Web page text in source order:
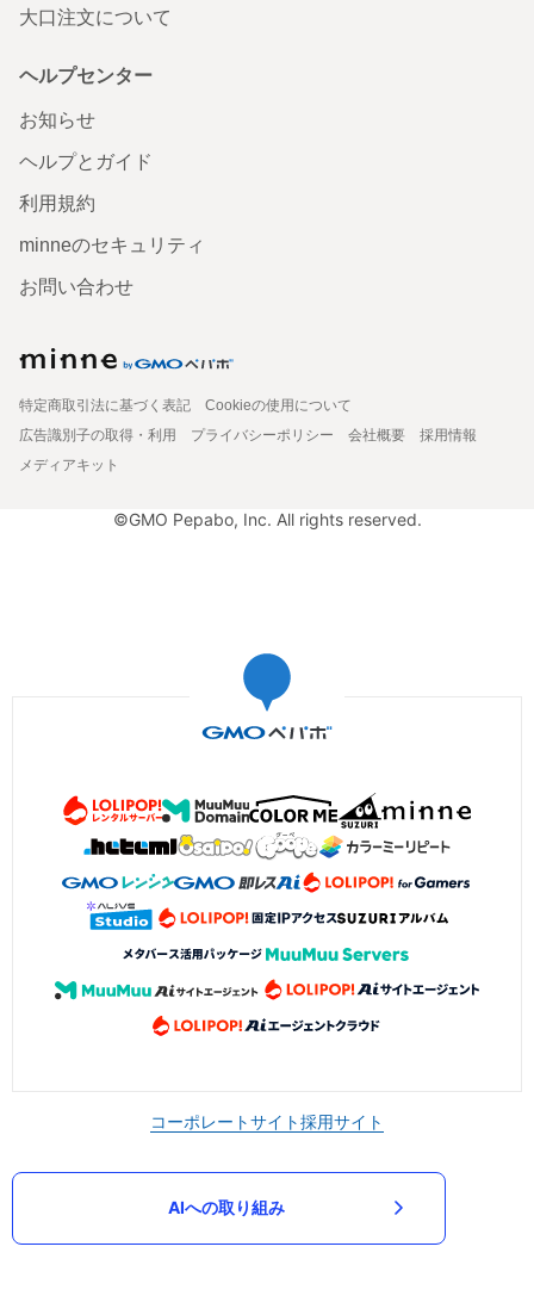
大口注文について
ヘルプセンター
お知らせ
ヘルプとガイド
利用規約
minneのセキュリティ
お問い合わせ
特定商取引法に基づく表記
Cookieの使用について
広告識別子の取得・利用
プライバシーポリシー 会社概要
採用情報
メディアキット
©GMO Pepabo, Inc. All rights reserved.
コーポレートサイト採用サイト
AIへの取り組み